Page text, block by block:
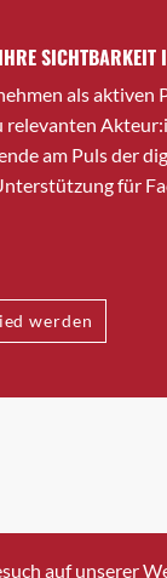
SICHTBARKEIT
als aktiven
relevanten
am Puls der
für
werden
auf unserer